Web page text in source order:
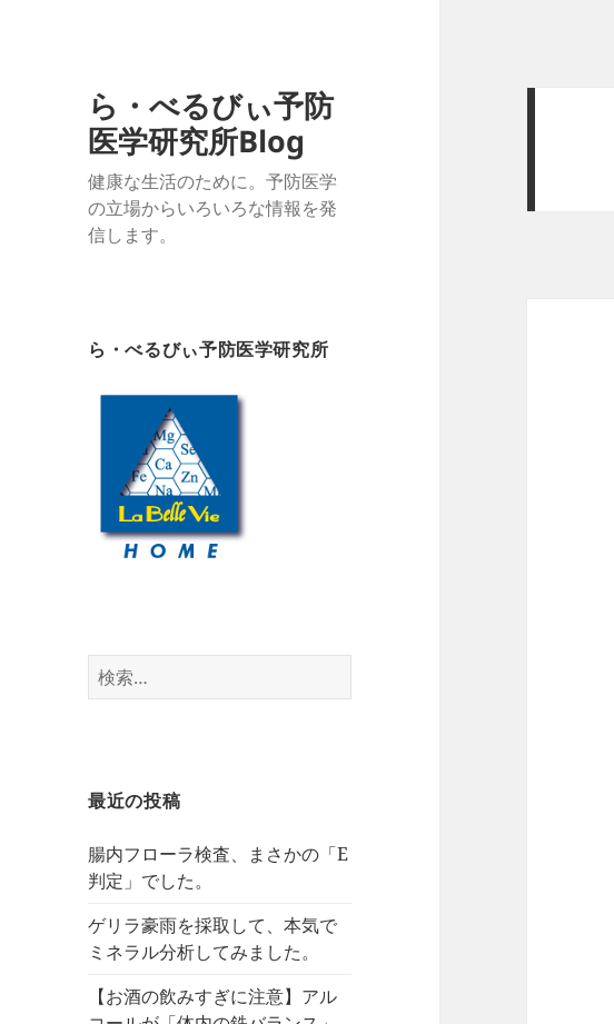
ら・べるびぃ予防
医学研究所Blog
健康な生活のために。予防医学
の立場からいろいろな情報を発
信します。
ら・べるびぃ予防医学研究所
検
索:
最近の投稿
腸内フローラ検査、まさかの「E
判定」でした。
ゲリラ豪雨を採取して、本気で
ミネラル分析してみました。
【お酒の飲みすぎに注意】アル